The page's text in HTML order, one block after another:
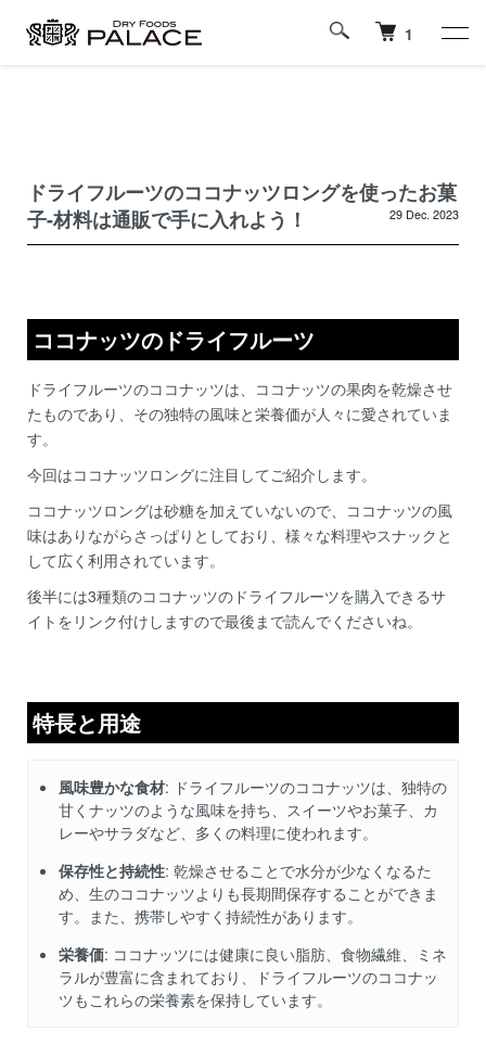
1
ドライフルーツのココナッツロングを使ったお菓
子-材料は通販で手に入れよう！
29 Dec. 2023
ココナッツのドライフルーツ
ドライフルーツのココナッツは、ココナッツの果肉を乾燥させ
たものであり、その独特の風味と栄養価が人々に愛されていま
す。
今回はココナッツロングに注目してご紹介します。
ココナッツロングは砂糖を加えていないので、ココナッツの風
味はありながらさっぱりとしており、様々な料理やスナックと
して広く利用されています。
後半には3種類のココナッツのドライフルーツを購入できるサ
イトをリンク付けしますので最後まで読んでくださいね。
特長と用途
風味豊かな食材: ドライフルーツのココナッツは、独特の
甘くナッツのような風味を持ち、スイーツやお菓子、カ
レーやサラダなど、多くの料理に使われます。
保存性と持続性: 乾燥させることで水分が少なくなるた
め、生のココナッツよりも長期間保存することができま
す。また、携帯しやすく持続性があります。
栄養価: ココナッツには健康に良い脂肪、食物繊維、ミネ
ラルが豊富に含まれており、ドライフルーツのココナッ
ツもこれらの栄養素を保持しています。